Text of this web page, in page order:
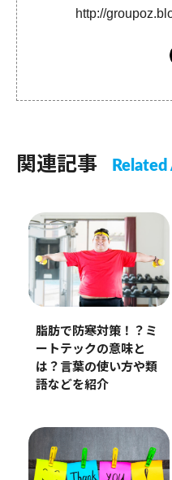
http://
関連記事
脂肪で防寒対策！？ミ
ートテックの意味と
は？言葉の使い方や類
語などを紹介